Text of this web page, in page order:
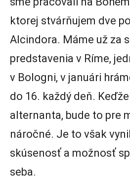
ktorej stvárňujem dve
Alcindora. Máme už za
predstavenia v Ríme,
v Bologni, v januári
do 16. každý deň.
alternanta, bude to pre
náročné. Je to však
skúsenosť a možnosť
seba.